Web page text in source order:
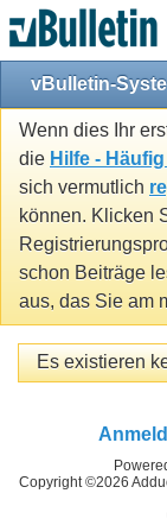
vBulletin-
Wenn dies Ihr
die Hilfe -
sich vermutlich
können. Klicken
schon Beiträge
aus, das Sie am
Es existieren
Copyright ©2026